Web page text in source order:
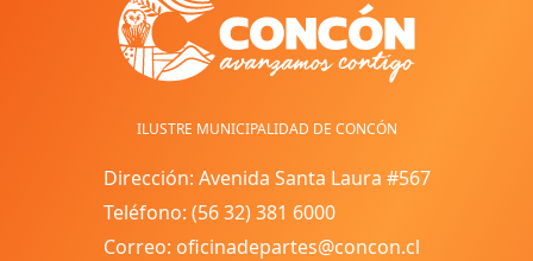
ILUSTRE MUNICIPALIDAD DE CONCÓN
Dirección: Avenida Santa Laura #567
Teléfono: (56 32) 381 6000
Correo: oficinadepartes@concon.cl